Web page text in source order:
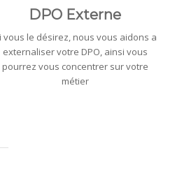
DPO Externe
vous le désirez, nous vous aidons a
externaliser votre DPO, ainsi vous
pourrez vous concentrer sur votre
métier